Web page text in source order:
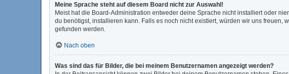
Meine Sprache steht auf diesem Board nicht zur Auswahl!
Meist hat die Board-Administration entweder deine Sprache nicht installiert oder
du benötigst, installieren kann. Falls es noch nicht existiert, würden wir uns
gefunden werden.
Nach oben
Was sind das für Bilder, die bei meinem Benutzernamen angezeigt werden?